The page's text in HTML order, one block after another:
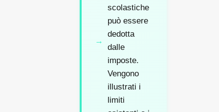
scolastiche
può essere
dedotta
dalle
imposte.
Vengono
illustrati i
limiti